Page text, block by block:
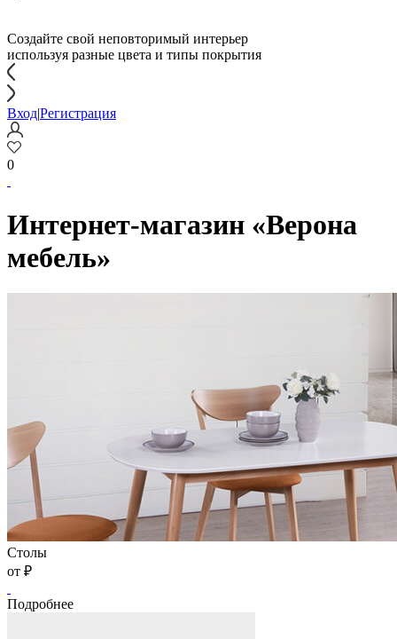
Создайте свой неповторимый интерьер
используя разные цвета и типы покрытия
Вход|Регистрация
0
Интернет-магазин «Верона
мебель»
Столы
от ₽
Подробнее